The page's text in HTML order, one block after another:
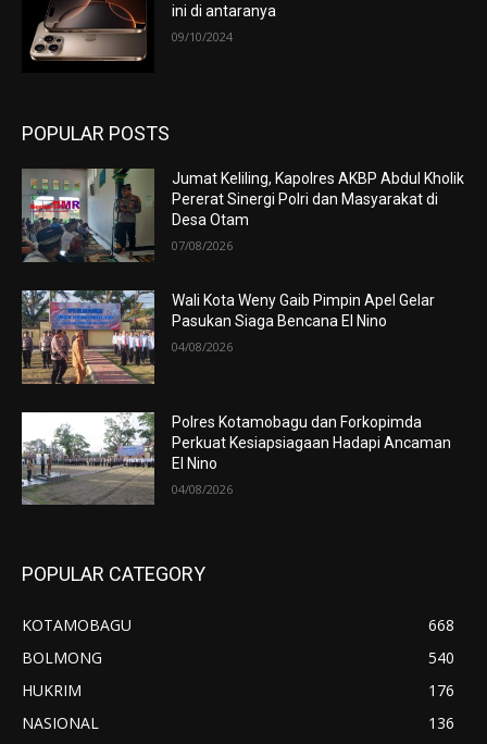
ini di antaranya
09/10/2024
POPULAR POSTS
Jumat Keliling, Kapolres AKBP Abdul Kholik
Pererat Sinergi Polri dan Masyarakat di
Desa Otam
07/08/2026
Wali Kota Weny Gaib Pimpin Apel Gelar
Pasukan Siaga Bencana El Nino
04/08/2026
Polres Kotamobagu dan Forkopimda
Perkuat Kesiapsiagaan Hadapi Ancaman
El Nino
04/08/2026
POPULAR CATEGORY
KOTAMOBAGU
668
BOLMONG
540
HUKRIM
176
NASIONAL
136